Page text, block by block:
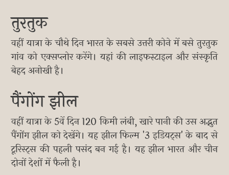
तुरतुक
वहीं यात्रा के चौथे दिन भारत के सबसे उत्तरी कोने में बसे तुरतुक
गांव को एक्सप्लोर करेंगे। यहां की लाइफस्टाइल और संस्कृति
बेहद अनोखी है।
पैंगोंग झील
वहीं यात्रा के 5वें दिन 120 किमी लंबी, खारे पानी की उस अद्भुत
पैंगोंग झील को देखेंगे। यह झील फिल्म '3 इडियट्स' के बाद से
टूरिस्ट्स की पहली पसंद बन गई है। यह झील भारत और चीन
दोनों देशों में फैली है।